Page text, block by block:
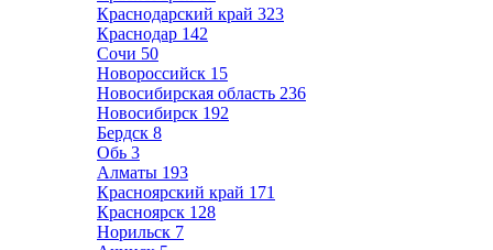
Краснодарский край 323
Краснодар 142
Сочи 50
Новороссийск 15
Новосибирская область 236
Новосибирск 192
Бердск 8
Обь 3
Алматы 193
Красноярский край 171
Красноярск 128
Норильск 7